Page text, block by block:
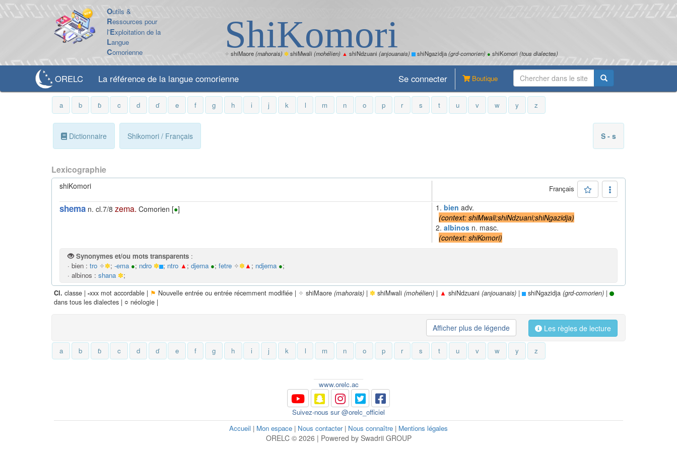
Outils &
Ressources pour
l'Exploitation de la
Langue
Comorienne ShiKomori
✧ shiMaore(mahorais) ✽shiMwali (mohélien) ▲ shiNdzuani (anjouanais) shiNgazidja(grd-comorien) ● shiKomori (tous dialectes)
ORELC La référence de la langue comorienne Boutique
Se connecter
a b ɓ c d ɗ e f g h i j k l m n o p r s t u v w y z
Dictionnaire Shikomori / Français S - s
Lexicographie
shiKomori Français
shema n. cl.7/8 zema. Comorien [●] 1. bien adv.
(context: shiMwali;shiNdzuani;shiNgazidja)
2. albinos n. masc.
(context: shiKomori)
Synonymes et/ou mots transparents :
· bien : tro ✧✽; -ema ●; ndro ✽ ; ntro ▲ ; djema ●; fetre ✧✽ ▲ ; ndjema ●;
· albinos : shana ✽;
Cl. classe | -xxx mot accordable | ⚑ Nouvelle entrée ou entrée récemment modifiée | ✧ shiMaore (mahorais) | ✽ shiMwali (mohélien) | ▲ shiNdzuani (anjouanais) | shiNgazidja (grd-comorien) |
dans tous les dialectes | ○ néologie |
Les règles de lecture
Afficher plus de légende
a b ɓ c d ɗ e f g h i j k l m n o p r s t u v w y z
www.orelc.ac
Suivez-nous sur @orelc_officiel
Accueil | Mon espace | Nous contacter| Nous connaître | Mentions légales
ORELC © 2026 | Powered by Swadrii GROUP